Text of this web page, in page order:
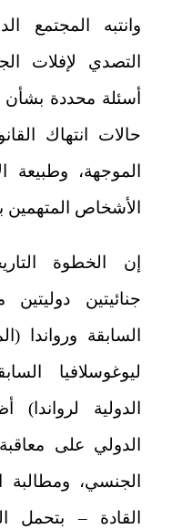
وانتبه المجتمع
التصدي لإفلات
أسئلة محددة
حالات انتهاك
الموجهة، وطبيعة
الأشخاص المتهمين
إن الخطوة
جنائيتين
السابقة ورواندا
ليوغوسلافيا
الدولية
الدولي على
الجنسي،
القادة – بتحمل